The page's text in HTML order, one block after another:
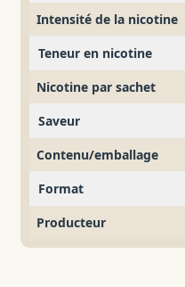
Intensité de la nicotine
Teneur en nicotine
Nicotine par sachet
Saveur
Contenu/emballage
Format
Producteur